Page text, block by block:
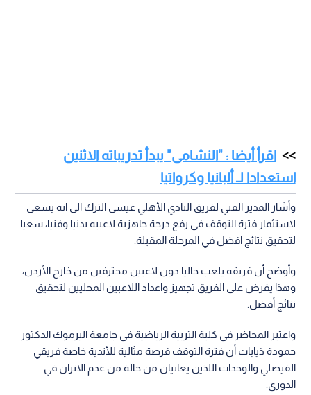
اقرأ أيضا : "النشامى" يبدأ تدريباته الاثنين
استعدادا لـ ألبانيا وكرواتيا
وأشار المدير الفني لفريق النادي الأهلي عيسى الترك الى انه يسعى
لاستثمار فترة التوقف في رفع درجة جاهزية لاعبيه بدنيا وفنيا، سعيا
لتحقيق نتائج افضل في المرحلة المقبلة.
وأوضح أن فريقه يلعب حاليا دون لاعبين محترفين من خارج الأردن،
وهذا يفرض على الفريق تجهيز واعداد اللاعبين المحليين لتحقيق
نتائج أفضل.
واعتبر المحاضر في كلية التربية الرياضية في جامعة اليرموك الدكتور
حمودة ذيابات أن فترة التوقف فرصة مثالية للأندية خاصة فريقي
الفيصلي والوحدات اللذين يعانيان من حالة من عدم الاتزان في
الدوري.